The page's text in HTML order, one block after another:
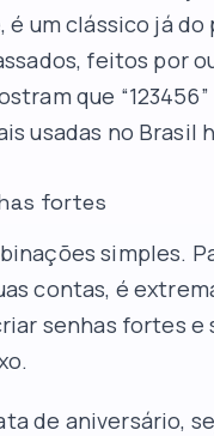
um clássico já do
feitos por
que
usadas no Brasil
fortes
simples.
contas, é
senhas fortes e
de aniversário,